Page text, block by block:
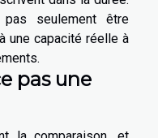
seulement être
une capacité réelle à
pas une